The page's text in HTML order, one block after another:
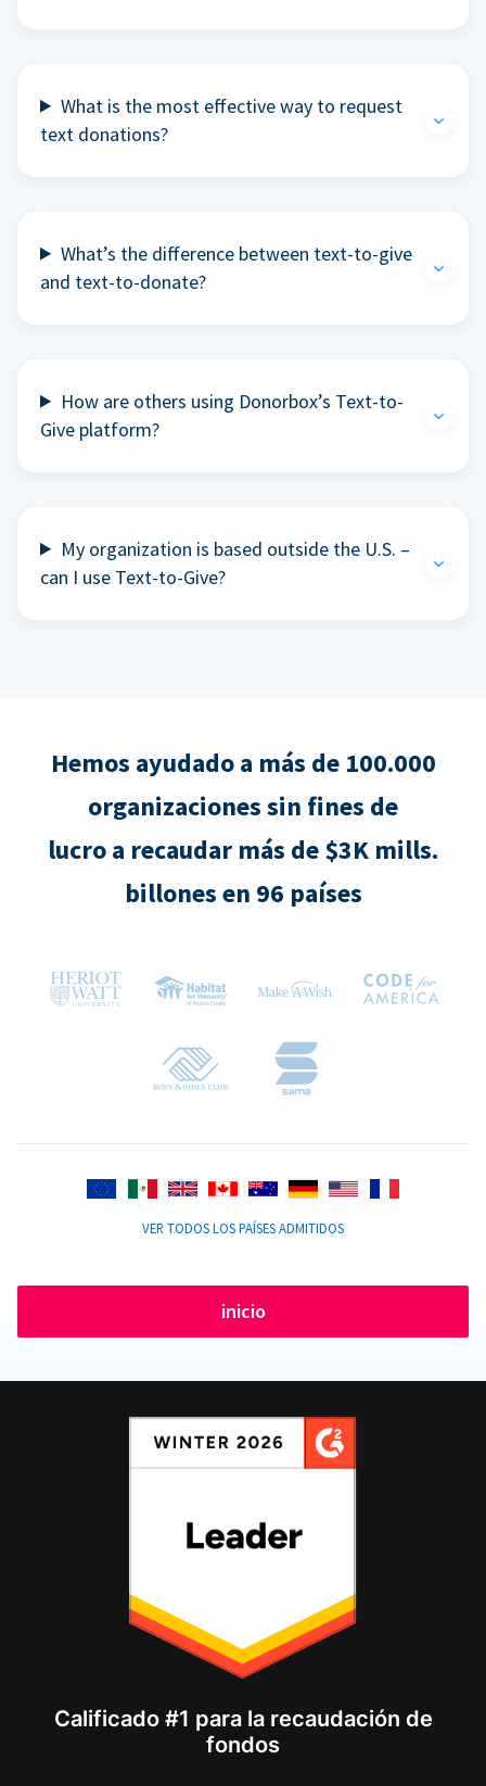
What is the most effective way to request
text donations?
What’s the difference between text-to-give
and text-to-donate?
How are others using Donorbox’s Text-to-
Give platform?
My organization is based outside the U.S. –
can I use Text-to-Give?
Hemos ayudado a más de 100.000
organizaciones sin fines de
lucro a recaudar más de $3K mills.
billones en 96 países
VER TODOS LOS PAÍSES ADMITIDOS
inicio
Calificado #1 para la recaudación de
fondos